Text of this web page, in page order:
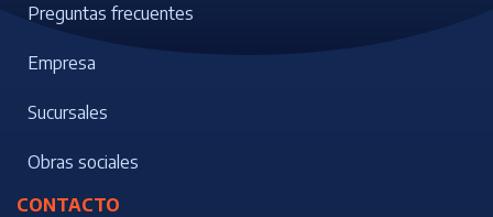
Preguntas frecuentes
Empresa
Sucursales
Obras sociales
CONTACTO